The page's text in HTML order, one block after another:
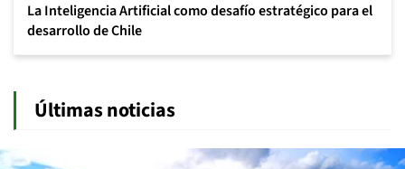
La Inteligencia Artificial como desafío estratégico para el
desarrollo de Chile
Últimas noticias